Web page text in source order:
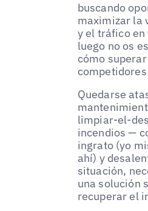
buscando
maximizar la
y el tráfico en
luego no os
cómo
Quedarse
limpiar-el-
incendios —
ingrato (yo
ahí) y
situación,
una solución
recuperar el